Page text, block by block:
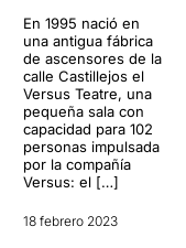
En 1995 nació en
una antigua fábrica
de ascensores de la
calle Castillejos el
Versus Teatre, una
pequeña sala con
capacidad para 102
personas impulsada
por la compañía
Versus: el […]
18 febrero 2023